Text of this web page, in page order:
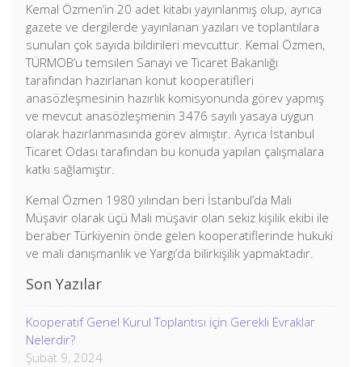
Kemal Özmen’in 20 adet kitabı yayınlanmış olup, ayrıca
gazete ve dergilerde yayınlanan yazıları ve toplantılara
sunulan çok sayıda bildirileri mevcuttur. Kemal Özmen,
TÜRMOB’u temsilen Sanayi ve Ticaret Bakanlığı
tarafından hazırlanan konut kooperatifleri
anasözleşmesinin hazırlık komisyonunda görev yapmış
ve mevcut anasözleşmenin 3476 sayılı yasaya uygun
olarak hazırlanmasında görev almıştır. Ayrıca İstanbul
Ticaret Odası tarafından bu konuda yapılan çalışmalara
katkı sağlamıştır.
Kemal Özmen 1980 yılından beri İstanbul’da Mali
Müşavir olarak üçü Mali müşavir olan sekiz kişilik ekibi ile
beraber Türkiyenin önde gelen kooperatiflerinde hukuki
ve mali danışmanlık ve Yargı’da bilirkişilik yapmaktadır.
Son Yazılar
Kooperatif Genel Kurul Toplantısı için Gerekli Evraklar
Nelerdir?
Şubat 9, 2024